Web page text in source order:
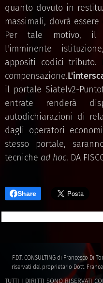
quanto dovuto in
massimali, dovrà
Per tale motivo, il
l'imminente
appositi codici
compensazione.
il portale Siatelv2-
entrate renderà
autodichiarazioni di
dagli operatori
stesso portale,
tecniche ad hoc. DA
Share
F.D.T. CONSULTING di Francesco Di
riservati del proprietario Dott.
TUTTI I DIRITTI SONO RISERVATI